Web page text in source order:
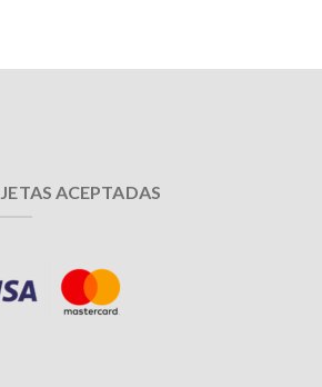
ACEPTADAS